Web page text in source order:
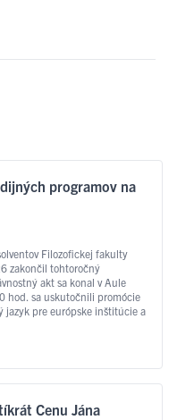
programov na
Filozofickej fakulty
zakončil tohtoročný
akt sa konal v Aule
hod. sa uskutočnili promócie
jazyk pre európske inštitúcie a
Cenu Jána